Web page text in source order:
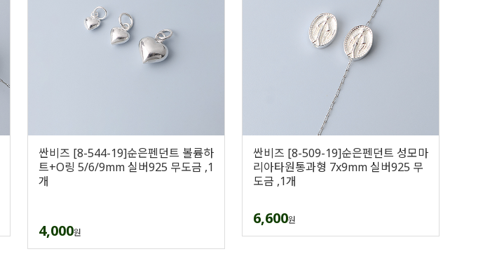
싼비즈 [8-544-19]순은펜던트 볼륨하
트+O링 5/6/9mm 실버925 무도금 ,1
개
4,000원
싼비즈 [8-509-19]순은펜던트 성모마
리아타원통과형 7x9mm 실버925 무
도금 ,1개
6,600원